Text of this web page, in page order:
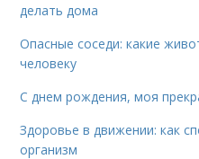
делать дома
Опасные соседи: какие
человеку
С днем рождения, моя
Здоровье в движении: как
организм